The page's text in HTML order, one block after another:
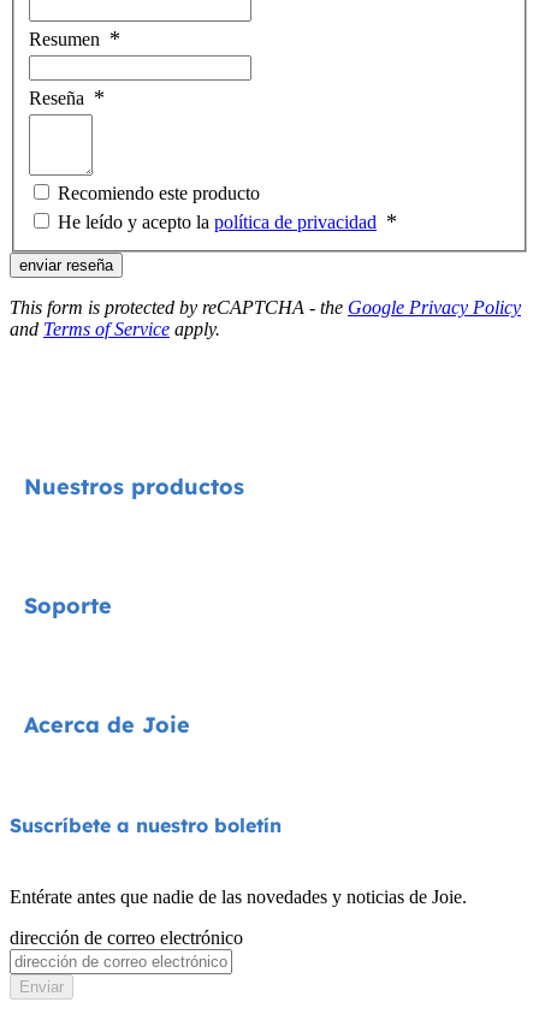
Resumen
Reseña
Recomiendo este producto
He leído y acepto la política de privacidad
enviar reseña
This form is protected by reCAPTCHA - the Google Privacy Policy
and Terms of Service apply.
Nuestros productos
Cochecitos
Columpios y hamacas
Cunas
Portabebés
Soporte
Manuales de instrucciones
Sitemap
Acerca de Joie
Quiénes somos
Registra tu producto
Suscríbete a nuestro boletín
Entérate antes que nadie de las novedades y noticias de Joie.
dirección de correo electrónico
Enviar